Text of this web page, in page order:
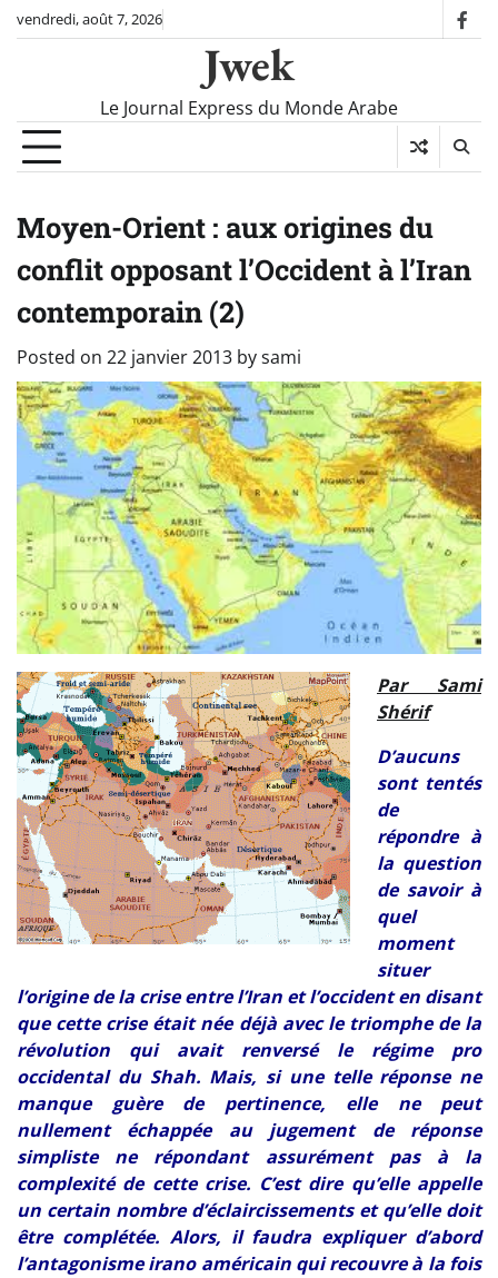
Skipvendredi, août 7, 2026
Jwek
Le Journal Express du Monde Arabe
Moyen-Orient : aux origines du
conflit opposant l’Occident à l’Iran
contemporain (2)
Posted on 22 janvier 2013 bysami
Par Sami
Shérif
D’aucuns
sont tentés
de
répondre à
la question
de savoir à
quel
moment
situer
l’origine de la crise entre l’Iran et l’occident en disant
que cette crise était née déjà avec le triomphe de la
révolution qui avait renversé le régime pro
occidental du Shah. Mais, si une telle réponse ne
manque guère de pertinence, elle ne peut
nullement échappée au jugement de réponse
simpliste ne répondant assurément pas à la
complexité de cette crise. C’est dire qu’elle appelle
un certain nombre d’éclaircissements et qu’elle doit
être complétée. Alors, il faudra expliquer d’abord
l’antagonisme irano américain qui recouvre à la fois